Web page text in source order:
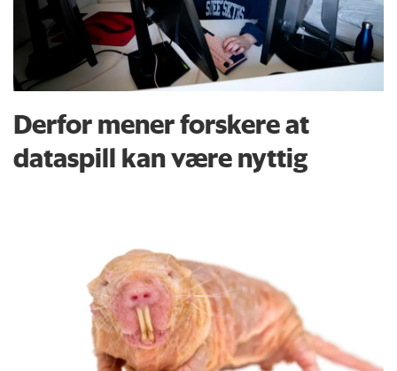
Derfor mener forskere at
dataspill kan være nyttig